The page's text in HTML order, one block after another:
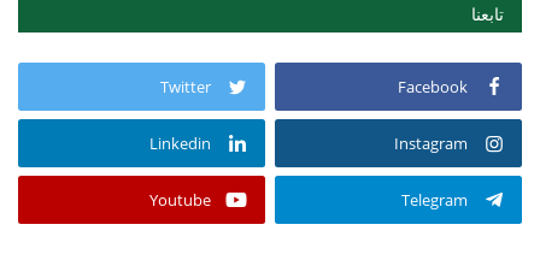
تابعنا
Facebook
Twitter
Instagram
Linkedin
Telegram
Youtube